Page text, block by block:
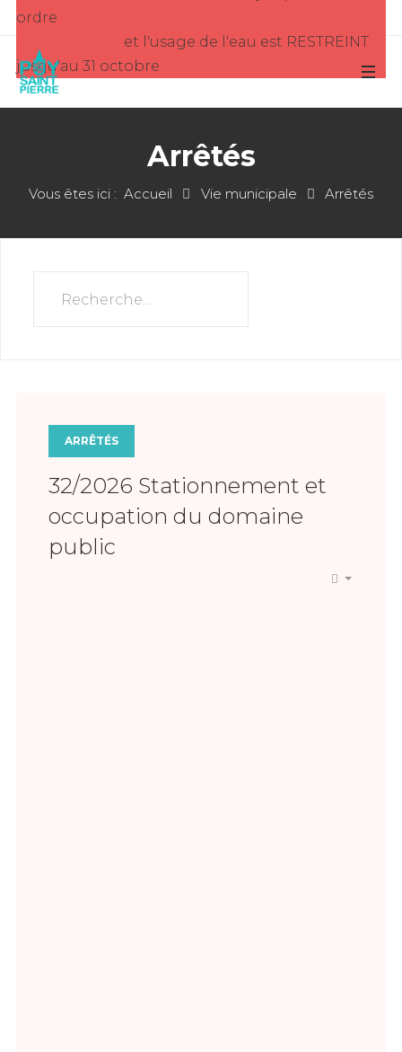
ordre
et l'usage de l'eau est RESTREINT
jusqu'au 31 octobre
Arrêtés
Vous êtes ici : Accueil Vie municipale Arrêtés
ARRÊTÉS
32/2026 Stationnement et
occupation du domaine
public